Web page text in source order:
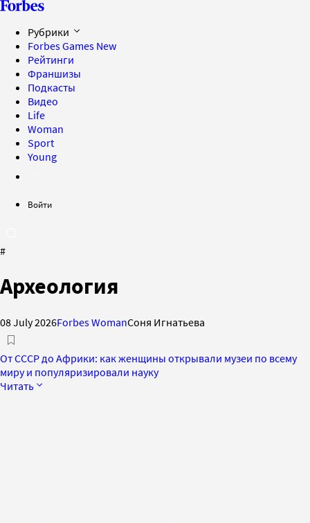
Рубрики
Forbes Games New
Рейтинги
Франшизы
Подкасты
Видео
Life
Woman
Sport
Young
Войти
#
Археология
08 July 2026Forbes WomanСоня Игнатьева
От СССР до Африки: как женщины открывали музеи по всему
миру и популяризировали науку
Читать